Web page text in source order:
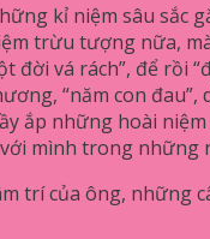
kỉ niệm sâu sắc
trừu tượng nữa,
vá rách”, để rồi
“năm con
ắp những hoài
mình trong những
trí của ông, những